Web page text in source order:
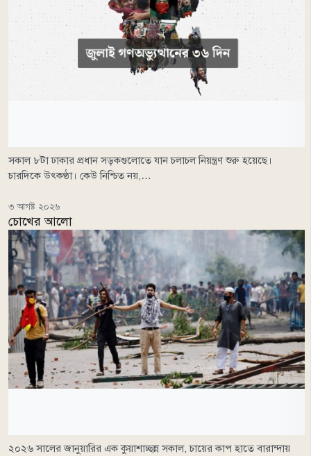
সকাল ৮টা ঢাকার প্রধান সড়কগুলোতে যান চলাচল নিয়ন্ত্রণ শুরু হয়েছে।
চারদিকে উৎকণ্ঠা। কেউ নিশ্চিত নয়,…
৩ আগষ্ট ২০২৬
চোখের আলো
২০২৬ সালের জানুয়ারির এক কুয়াশাচ্ছন্ন সকাল, চায়ের কাপ হাতে বারান্দায়